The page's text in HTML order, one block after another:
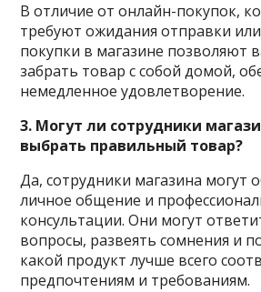
В отличие от онлайн-покупок,
требуют ожидания отправки
покупки в магазине позволяют
забрать товар с собой домой,
немедленное удовлетворение.
3. Могут ли сотрудники
выбрать правильный товар?
Да, сотрудники магазина могут
личное общение и
консультации. Они могут
вопросы, развеять сомнения и
какой продукт лучше всего
предпочтениям и требованиям.